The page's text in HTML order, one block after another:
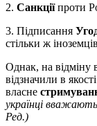
2. Санкціїпроти
3. Підписання
стільки ж
Однак, на відміну
відзначили в
власне
українці
Ред.)